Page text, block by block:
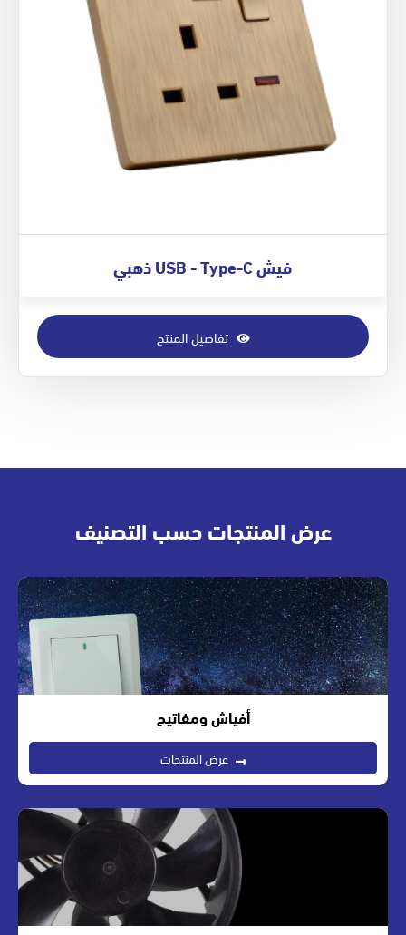
فيش USB - Type-C ذهبي
تفاصيل المنتج
عرض المنتجات حسب التصنيف
أفياش ومفاتيح
عرض المنتجات